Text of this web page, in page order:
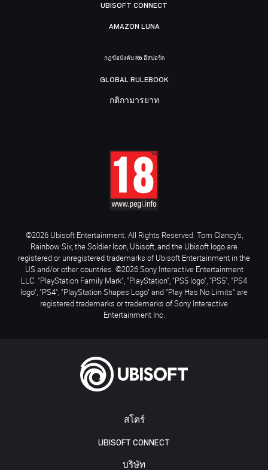
สโตร์
UBISOFT CONNECT
บริษัท
UBISOFT CONNECT
AMAZON LUNA
กฎข้อบังคับ R6 อีสปอร์ต
GLOBAL RULEBOOK
กติกามารยาท
©2026 Ubisoft Entertainment. All Rights Reserved. Tom Clancy’s,
Rainbow Six, the Soldier Icon, Ubisoft, and the Ubisoft logo are
registered or unregistered trademarks of Ubisoft Entertainment in the
US and/or other countries. ©2026 Sony Interactive Entertainment
LLC. "PlayStation Family Mark", "PlayStation", "PS5 logo", "PS5", "PS4
logo", "PS4", "PlayStation Shapes Logo" and "Play Has No Limits" are
registered trademarks or trademarks of Sony Interactive
Entertainment Inc.